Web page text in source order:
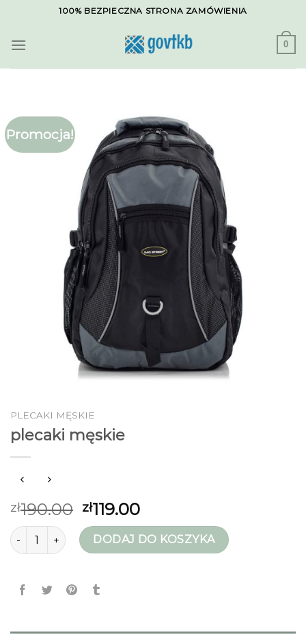
content
100% BEZPIECZNA STRONA ZAMÓWIENIA
0
Promocja!
PLECAKI MĘSKIE
plecaki męskie
zł190.00 zł119.00
ilość plecaki męskieDODAJ DO KOSZYKA